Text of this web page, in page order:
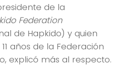
de la
Federation
de Hapkido) y quien
años de la Federación
explicó más al respecto.